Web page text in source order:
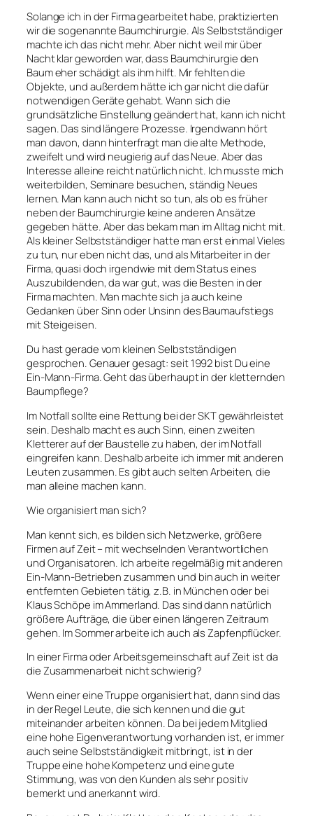
Solange ich in der Firma gearbeitet habe, praktizierten
wir die sogenannte Baumchirurgie. Als Selbstständiger
machte ich das nicht mehr. Aber nicht weil mir über
Nacht klar geworden war, dass Baumchirurgie den
Baum eher schädigt als ihm hilft. Mir fehlten die
Objekte, und außerdem hätte ich gar nicht die dafür
notwendigen Geräte gehabt. Wann sich die
grundsätzliche Einstellung geändert hat, kann ich nicht
sagen. Das sind längere Prozesse. Irgendwann hört
man davon, dann hinterfragt man die alte Methode,
zweifelt und wird neugierig auf das Neue. Aber das
Interesse alleine reicht natürlich nicht. Ich musste mich
weiterbilden, Seminare besuchen, ständig Neues
lernen. Man kann auch nicht so tun, als ob es früher
neben der Baumchirurgie keine anderen Ansätze
gegeben hätte. Aber das bekam man im Alltag nicht mit.
Als kleiner Selbstständiger hatte man erst einmal Vieles
zu tun, nur eben nicht das, und als Mitarbeiter in der
Firma, quasi doch irgendwie mit dem Status eines
Auszubildenden, da war gut, was die Besten in der
Firma machten. Man machte sich ja auch keine
Gedanken über Sinn oder Unsinn des Baumaufstiegs
mit Steigeisen.
Du hast gerade vom kleinen Selbstständigen
gesprochen. Genauer gesagt: seit 1992 bist Du eine
Ein-Mann-Firma. Geht das überhaupt in der kletternden
Baumpflege?
Im Notfall sollte eine Rettung bei der SKT gewährleistet
sein. Deshalb macht es auch Sinn, einen zweiten
Kletterer auf der Baustelle zu haben, der im Notfall
eingreifen kann. Deshalb arbeite ich immer mit anderen
Leuten zusammen. Es gibt auch selten Arbeiten, die
man alleine machen kann.
Wie organisiert man sich?
Man kennt sich, es bilden sich Netzwerke, größere
Firmen auf Zeit – mit wechselnden Verantwortlichen
und Organisatoren. Ich arbeite regelmäßig mit anderen
Ein-Mann-Betrieben zusammen und bin auch in weiter
entfernten Gebieten tätig, z.B. in München oder bei
Klaus Schöpe im Ammerland. Das sind dann natürlich
größere Aufträge, die über einen längeren Zeitraum
gehen. Im Sommer arbeite ich auch als Zapfenpflücker.
In einer Firma oder Arbeitsgemeinschaft auf Zeit ist da
die Zusammenarbeit nicht schwierig?
Wenn einer eine Truppe organisiert hat, dann sind das
in der Regel Leute, die sich kennen und die gut
miteinander arbeiten können. Da bei jedem Mitglied
eine hohe Eigenverantwortung vorhanden ist, er immer
auch seine Selbstständigkeit mitbringt, ist in der
Truppe eine hohe Kompetenz und eine gute
Stimmung, was von den Kunden als sehr positiv
bemerkt und anerkannt wird.